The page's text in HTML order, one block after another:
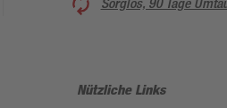
Nützliche Links